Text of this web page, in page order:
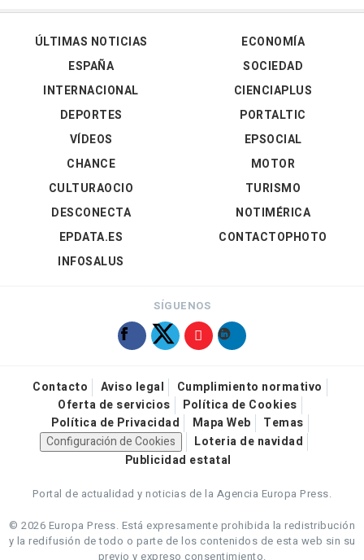
ÚLTIMAS NOTICIAS
ESPAÑA
INTERNACIONAL
DEPORTES
VÍDEOS
ECONOMÍA
SOCIEDAD
CIENCIAPLUS
PORTALTIC
EPSOCIAL
CHANCE
CULTURAOCIO
DESCONECTA
EPDATA.ES
INFOSALUS
MOTOR
TURISMO
NOTIMÉRICA
CONTACTOPHOTO
SÍGUENOS
Contacto Aviso legal
Cumplimiento normativo
Oferta de servicios
Política de Cookies
Política de Privacidad
Mapa Web
Temas
Configuración de Cookies
Loteria de navidad
Publicidad estatal
Portal de actualidad y noticias de la Agencia Europa Press.
© 2026 Europa Press. Está expresamente prohibida la redistribución
y la redifusión de todo o parte de los contenidos de esta web sin su
previo y expreso consentimiento.